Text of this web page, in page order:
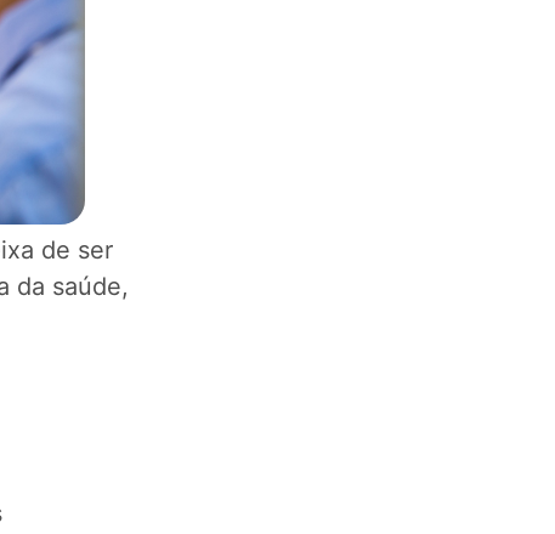
de ser
da saúde,